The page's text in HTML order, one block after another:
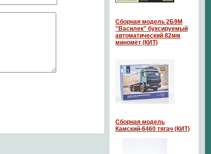
Сборная модель 2Б9М
"Василек" буксируемый
автоматический 82мм
миномёт (КИТ)
Сборная модель
Камский-6460 тягач (КИТ)